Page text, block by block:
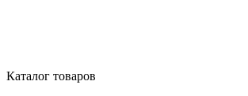
Каталог товаров